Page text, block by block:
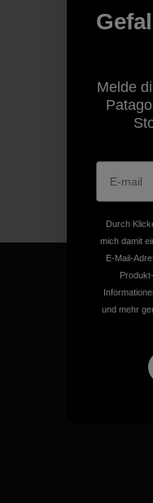
Für all
Melde
Durch
mich damit
E-Mail-
und mehr